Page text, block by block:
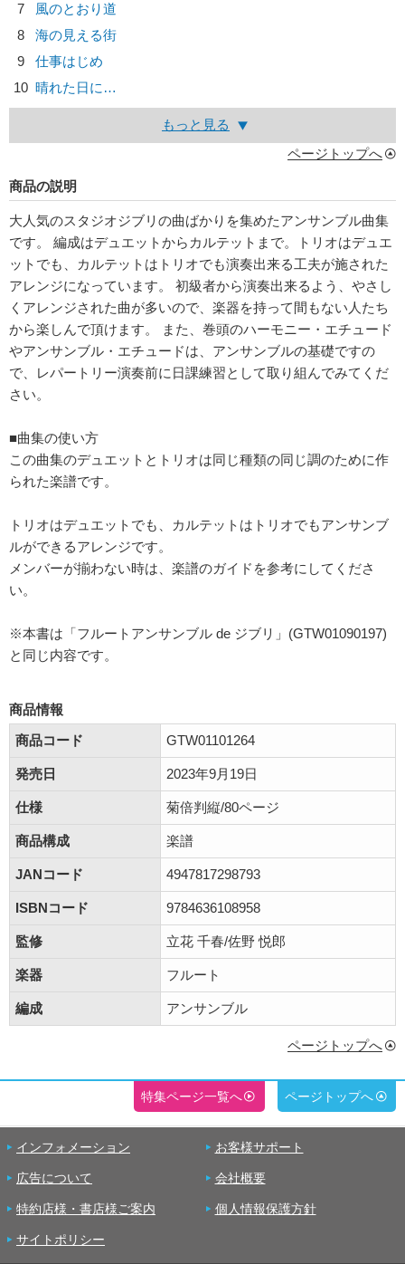
7
風のとおり道
8
海の見える街
9
仕事はじめ
10 晴れた日に…
もっと見る
ページトップへ
商品の説明
大人気のスタジオジブリの曲ばかりを集めたアンサンブル曲集
です。 編成はデュエットからカルテットまで。トリオはデュエ
ットでも、カルテットはトリオでも演奏出来る工夫が施された
アレンジになっています。 初級者から演奏出来るよう、やさし
くアレンジされた曲が多いので、楽器を持って間もない人たち
から楽しんで頂けます。 また、巻頭のハーモニー・エチュード
やアンサンブル・エチュードは、アンサンブルの基礎ですの
で、レパートリー演奏前に日課練習として取り組んでみてくだ
さい。
■曲集の使い方
この曲集のデュエットとトリオは同じ種類の同じ調のために作
られた楽譜です。
トリオはデュエットでも、カルテットはトリオでもアンサンブ
ルができるアレンジです。
メンバーが揃わない時は、楽譜のガイドを参考にしてくださ
い。
※本書は「フルートアンサンブル de ジブリ」(GTW01090197)
と同じ内容です。
商品情報
商品コード
GTW01101264
発売日 2023年9月19日
仕様 菊倍判縦/80ページ
商品構成 楽譜
JANコード 4947817298793
ISBNコード 9784636108958
監修 立花 千春/佐野 悦郎
楽器 フルート
編成 アンサンブル
ページトップへ
特集ページ一覧へ ページトップへ
インフォメーション お客様サポート
広告について 会社概要
特約店様・書店様ご案内 個人情報保護方針
サイトポリシー